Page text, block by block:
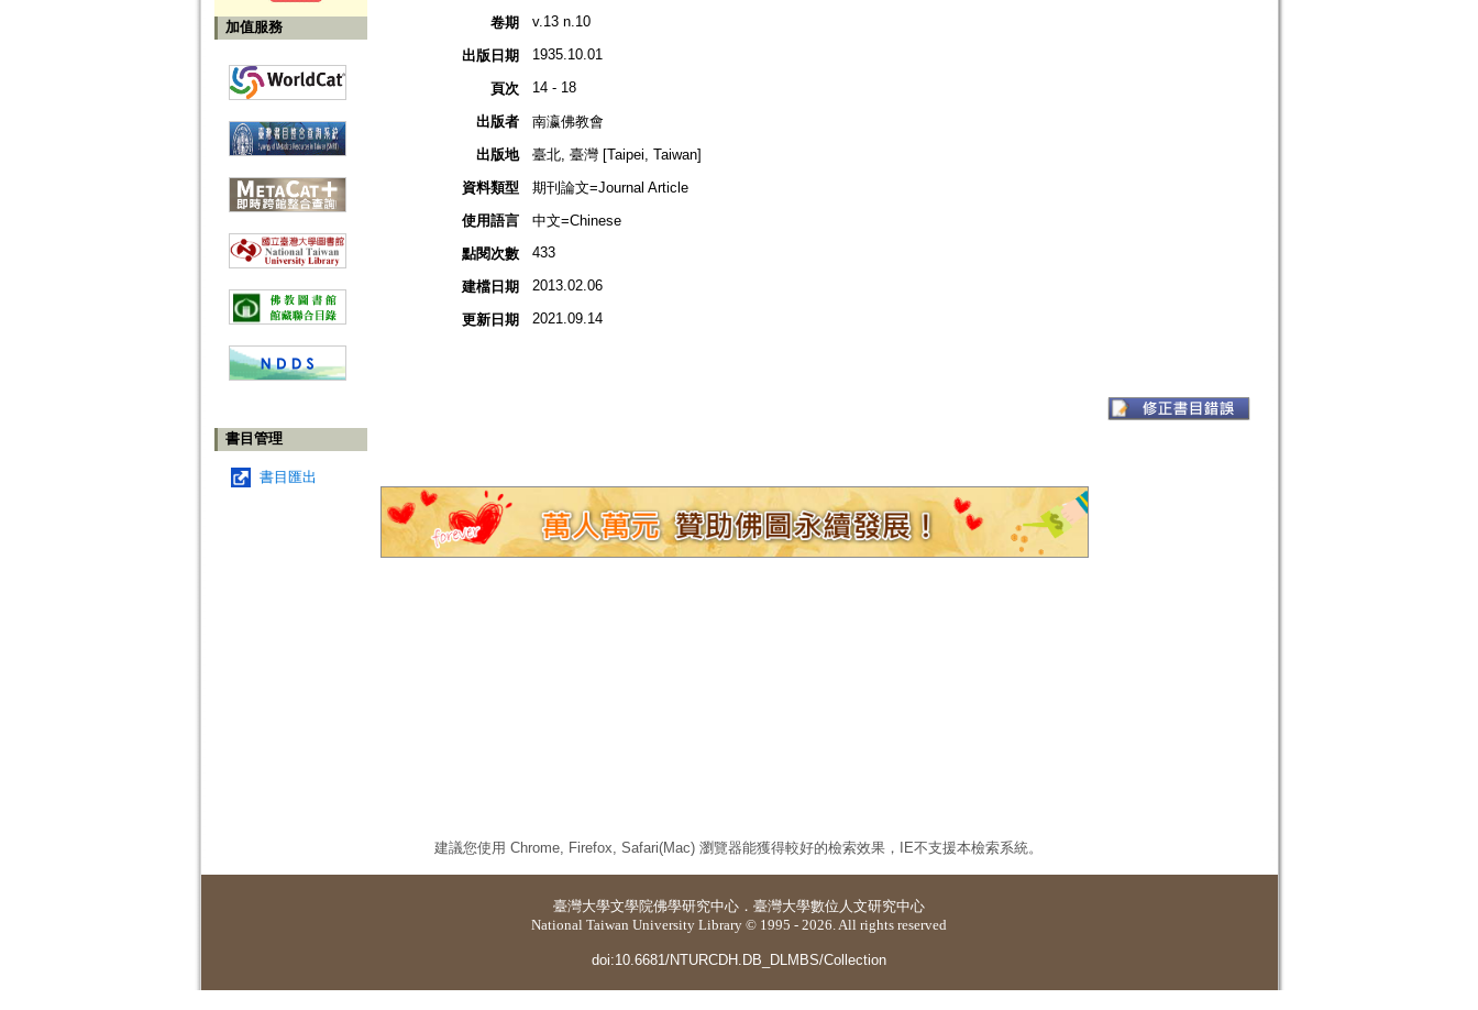
加值服務
書目管理
書目匯出
卷期
v.13 n.10
出版日期 1935.10.01
頁次 14 - 18
出版者
南瀛佛教會
出版地
臺北, 臺灣 [Taipei, Taiwan]
資料類型
期刊論文=Journal Article
使用語言
中文=Chinese
點閱次數
433
建檔日期 2013.02.06
更新日期 2021.09.14
建議您使用 Chrome, Firefox, Safari(Mac) 瀏覽器能獲得較好的檢索效果，IE不支援本檢索系統。
臺灣大學文學院佛學研究中心 ． 臺灣大學數位人文研究中心
National Taiwan University Library © 1995 - 2026. All rights reserved
doi:10.6681/NTURCDH.DB_DLMBS/Collection